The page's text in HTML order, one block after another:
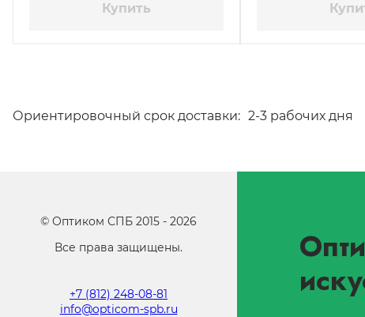
Купить
Ориентировочный срок доставки: 2-3 рабочих дня
© Оптиком СПБ 2015 - 2026
Все права защищены.
+7 (812) 248-08-81
info@opticom-spb.ru